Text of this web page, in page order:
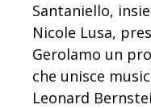
Santaniello,
Nicole Lusa,
Gerolamo un
che unisce
Leonard